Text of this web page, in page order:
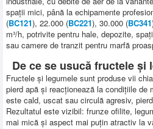
spații mici, până la echipamente
(BC121), 22.000 (BC221), 30.000 (BC341
m³/h, potrivite pentru hale, depozite,
sau camere de tranzit pentru marfă
De ce se usucă fructele și
Fructele și legumele sunt produse vii
pierd apă și reacționează la condițiile de
este cald, uscat sau circulă agresiv,
Rezultatul este vizibil: frunze ofilite,
mai mică și aspect mai puțin atractiv la